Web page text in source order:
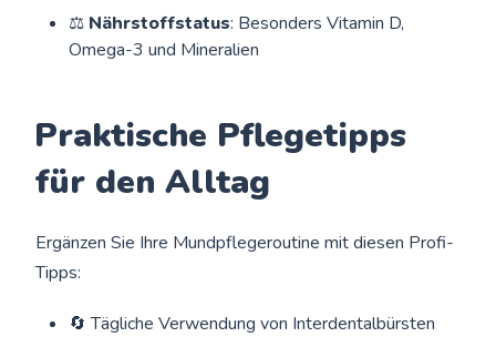
⚖️ Nährstoffstatus: Besonders Vitamin D,
Omega-3 und Mineralien
Praktische Pflegetipps
für den Alltag
Ergänzen Sie Ihre Mundpflegeroutine mit diesen Profi-
Tipps:
🔄 Tägliche Verwendung von Interdentalbürsten